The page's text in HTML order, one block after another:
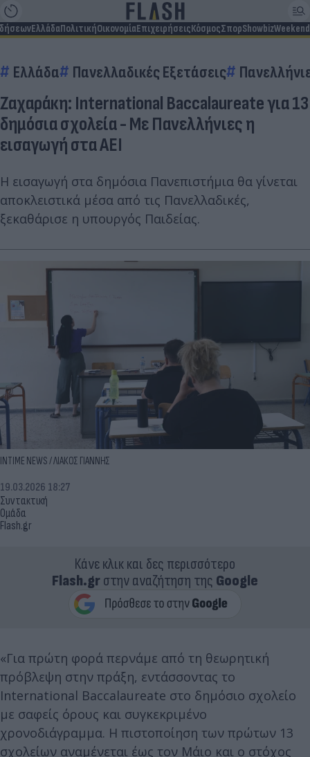
ΕλλάδαΠολιτικήΟικονομίαΕπιχειρήσειςΚόσμοςΣπορShowbizWeekend
Ελλάδα Πανελλαδικές Εξετάσεις
Ζαχαράκη: International Baccalaureate για 13
δημόσια σχολεία - Με Πανελλήνιες η
εισαγωγή στα ΑΕΙ
Η εισαγωγή στα δημόσια Πανεπιστήμια θα γίνεται
αποκλειστικά μέσα από τις Πανελλαδικές,
ξεκαθάρισε η υπουργός Παιδείας.
INTIME NEWS / ΛΙΑΚΟΣ ΓΙΑΝΝΗΣ
Συντακτική
Ομάδα
Flash.gr
19.03.2026 18:27
Κάνε κλικ και δες περισσότερο
Flash.grστην αναζήτηση της Google
«Για πρώτη φορά περνάμε από τη θεωρητική
πρόβλεψη στην πράξη, εντάσσοντας το
International Baccalaureate στο δημόσιο σχολείο
με σαφείς όρους και συγκεκριμένο
χρονοδιάγραμμα. Η πιστοποίηση των πρώτων 13
σχολείων αναμένεται έως τον Μάιο και ο στόχος